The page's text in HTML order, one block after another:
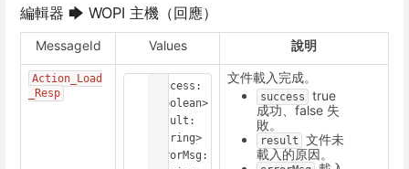
編輯器 🡆 WOPI 主機（回應）
MessageId Values 說明
Action_Load
_Resp
success:
<boolean>
result:
<string>
errorMsg:
文件載入完成。
success
true
成功、false 失
敗。
result
文件未
載入的原因。